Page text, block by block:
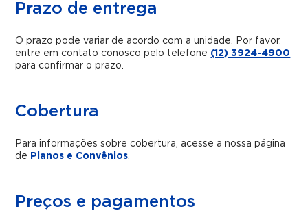
Prazo de entrega
O prazo pode variar de acordo com a unidade. Por favor,
entre em contato conosco pelo telefone (12) 3924-4900
para confirmar o prazo.
Cobertura
Para informações sobre cobertura, acesse a nossa página
de Planos e Convênios.
Preços e pagamentos